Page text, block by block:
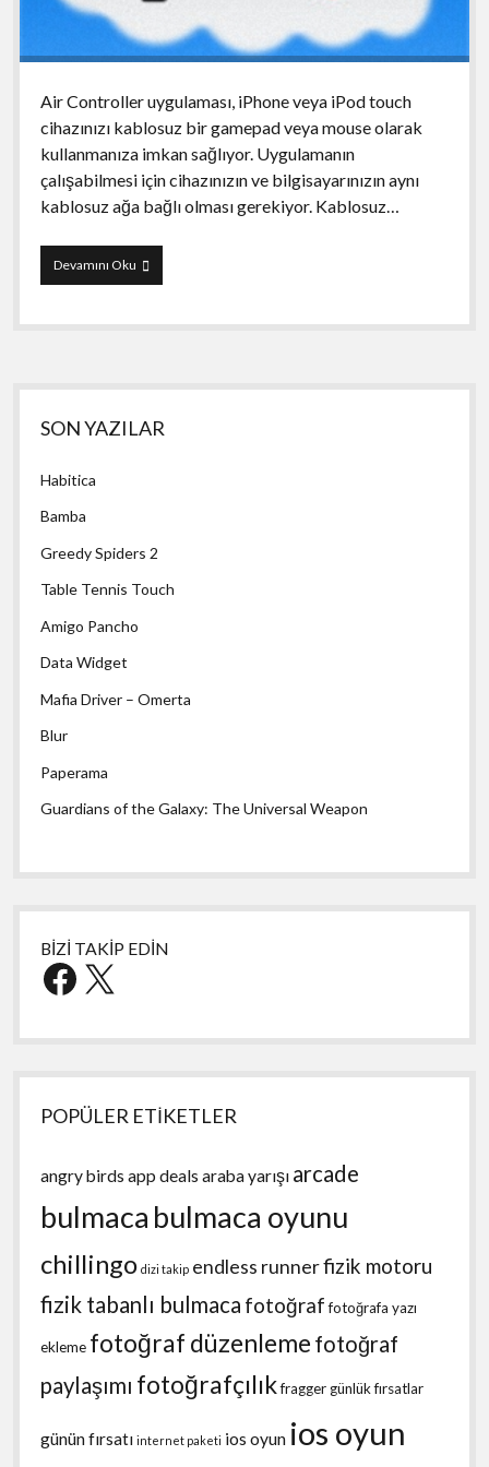
Air Controller uygulaması, iPhone veya iPod touch
cihazınızı kablosuz bir gamepad veya mouse olarak
kullanmanıza imkan sağlıyor. Uygulamanın
çalışabilmesi için cihazınızın ve bilgisayarınızın aynı
kablosuz ağa bağlı olması gerekiyor. Kablosuz…
Devamını OkuAir
Controller
Yan
Menü
SON YAZILAR
Habitica
Bamba
Greedy Spiders 2
Table Tennis Touch
Amigo Pancho
Data Widget
Mafia Driver – Omerta
Blur
Paperama
Guardians of the Galaxy: The Universal Weapon
BİZİ TAKİP EDİN
Facebook
X
POPÜLER ETİKETLER
angry birds app deals araba yarışı arcade
bulmaca bulmaca oyunu
chillingo dizi takip endless runnerfizik motoru
fizik tabanlı bulmaca fotoğraf fotoğrafa yazı
ekleme fotoğraf düzenleme fotoğraf
paylaşımı fotoğrafçılıkfraggergünlük fırsatlar
günün fırsatı internet paketi ios oyun ios oyun